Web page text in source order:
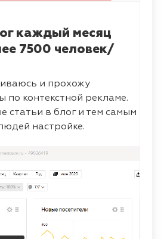
каждый месяц
7500 человек/
и прохожу
по контекстной рекламе.
статьи в блог и тем самым
настройке.